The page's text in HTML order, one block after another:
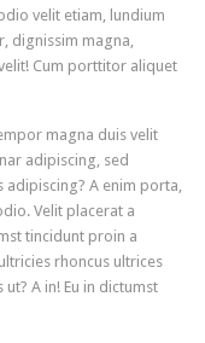
velit etiam, lundium
dignissim magna,
Cum porttitor aliquet
magna duis velit
adipiscing, sed
adipiscing? A enim porta,
Velit placerat a
tincidunt proin a
rhoncus ultrices
A in! Eu in dictumst